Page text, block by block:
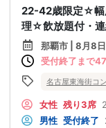
22-42歳限定☆幅
理☆飲放題付・連
那覇市 | 8月8
受付終了まで
名古屋東海街コ
女性 残り3席
男性 受付終了